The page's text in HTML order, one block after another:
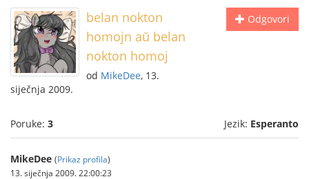
Odgovori
belan nokton
homojn aŭ belan
nokton homoj
od MikeDee, 13.
siječnja 2009.
Poruke: 3 Jezik: Esperanto
MikeDee (Prikaz profila)
13. siječnja 2009. 22:00:23